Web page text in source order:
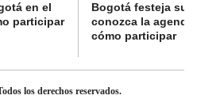
en el
participar
Bogotá festeja su
conozca la
cómo participar
los derechos reservados.